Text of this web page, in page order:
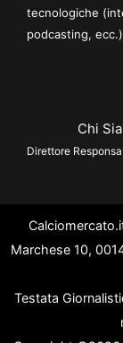
tecnologiche
podcasting,
Chi
Direttore
Marchese 10,
Testata